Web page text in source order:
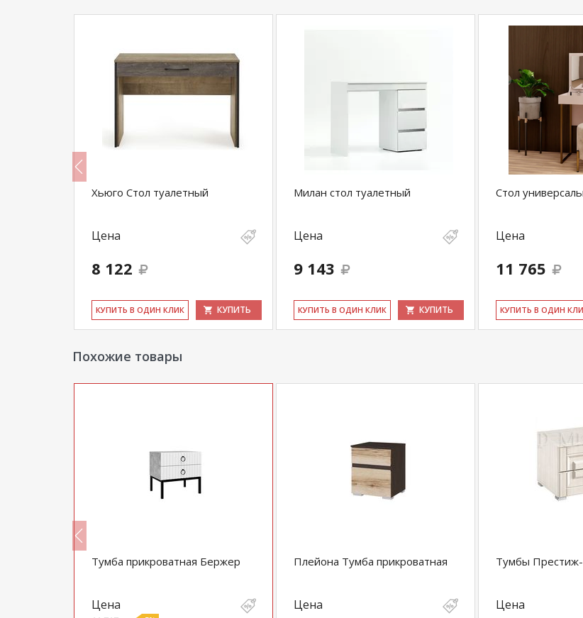
Хьюго Стол туалетный
Цена
8 122
КУ­ПИТЬ В ОДИН КЛИК КУПИТЬ
Милан стол туалетный
Цена
9 143
КУ­ПИТЬ В ОДИН КЛИК КУПИТЬ
Стол
Цена
11 765
КУ­ПИТЬ В ОДИН
Похожие товары
Тумба прикроватная Бержер
Цена
Плейона Тумба прикроватная
Цена
Тумбы
Цена